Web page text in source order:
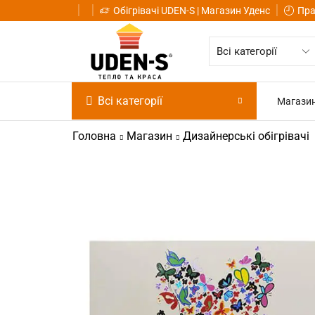
Обігрівачі UDEN-S | Магазин Уденс
Всі категорії
Головна Магазин Дизайнерські обігрівачі